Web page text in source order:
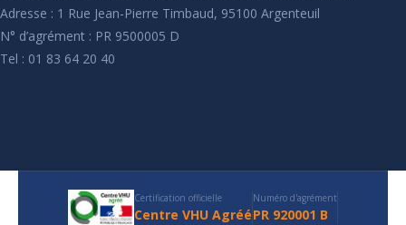
Adresse : 1 Rue Jean-Pierre Timbaud, 95100 Argenteuil
N° d’agrément : PR 9500005 D
Tel : 01 83 64 20 40
Certification officielle
Centre VHU Agréé
Numéro d'agrément
PR 920001 B